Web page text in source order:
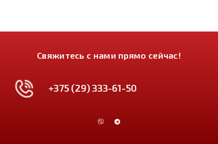
Свяжитесь с нами прямо сейчас!
+375 (29) 333-61-50